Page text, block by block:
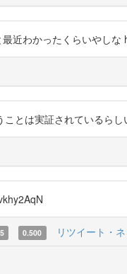
近わかったくらいやしな
とは実証されているらし
5 0.500 リツイート・